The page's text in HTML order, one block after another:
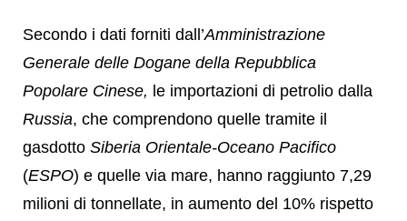
Secondo i dati forniti dall’Amministrazione
Generale delle Dogane della Repubblica
Popolare Cinese, le importazioni di petrolio dalla
Russia, che comprendono quelle tramite il
gasdotto Siberia Orientale-Oceano Pacifico
(ESPO) e quelle via mare, hanno raggiunto 7,29
milioni di tonnellate, in aumento del 10% rispetto